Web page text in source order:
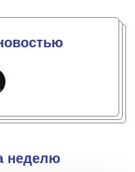
неделю